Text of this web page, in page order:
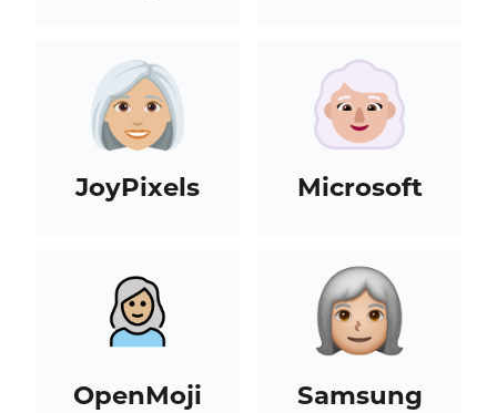
JoyPixels Microsoft
OpenMoji Samsung